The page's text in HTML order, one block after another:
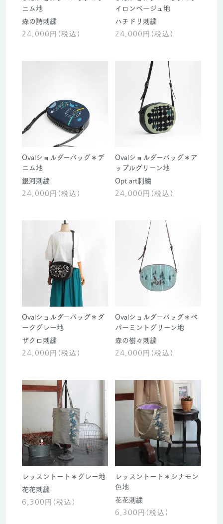
ニム地
森の詩刺繍
24,000円(税込)
イロンベージュ地
ハチドリ刺繍
24,000円(税込)
Ovalショルダーバッグ＊デ
ニム地
銀河刺繍
24,000円(税込)
Ovalショルダーバッグ＊ア
ップルグリーン地
Opt art刺繍
24,000円(税込)
Ovalショルダーバッグ＊ダ
ークグレー地
ザクロ刺繍
24,000円(税込)
Ovalショルダーバッグ＊ペ
パーミントグリーン地
森の樹々刺繍
24,000円(税込)
レッスントート＊グレー地
花花刺繍
6,300円(税込)
レッスントート＊シナモン
色地
花花刺繍
6,300円(税込)